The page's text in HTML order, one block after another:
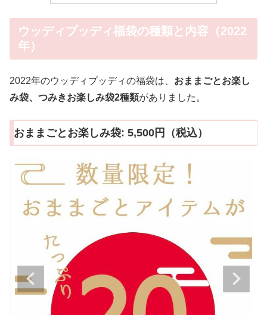
ウッディプッディ福袋の種類と内容（2022
年）
2022年のウッディプッディの福袋は、 おままごとお楽し
み袋、つみきお楽しみ袋2種類がありました。
おままごとお楽しみ袋: 5,500円（税込）